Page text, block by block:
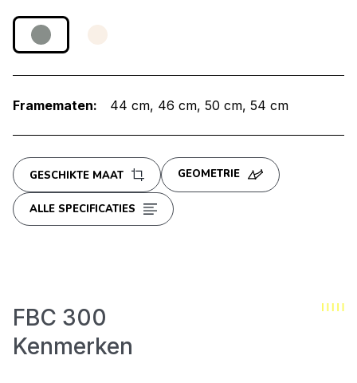
Framematen: 44 cm 46 cm 50 cm 54 cm
GESCHIKTE MAAT GEOMETRIE
ALLE SPECIFICATIES
FBC 300
Kenmerken